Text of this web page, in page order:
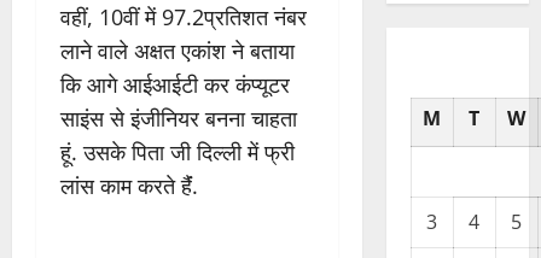
वहीं, 10वीं में 97.2प्रतिशत नंबर
लाने वाले अक्षत एकांश ने बताया
कि आगे आईआईटी कर कंप्यूटर
साइंस से इंजीनियर बनना चाहता
हूं. उसके पिता जी दिल्ली में फ्री
लांस काम करते हैंं.
M T W
3 4
5